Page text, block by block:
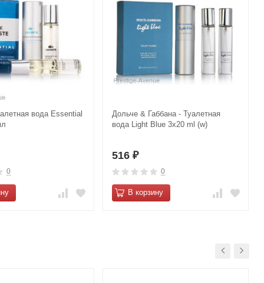
вода Essential
0
Дольче & Габбана - Туалетная
вода Light Blue 3х20 ml (w)
516 ₽
0
В корзину